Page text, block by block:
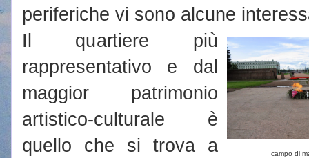
periferiche vi sono alcune
campo di
Il quartiere più
rappresentativo e dal
maggior patrimonio
artistico-culturale è
quello che si trova a